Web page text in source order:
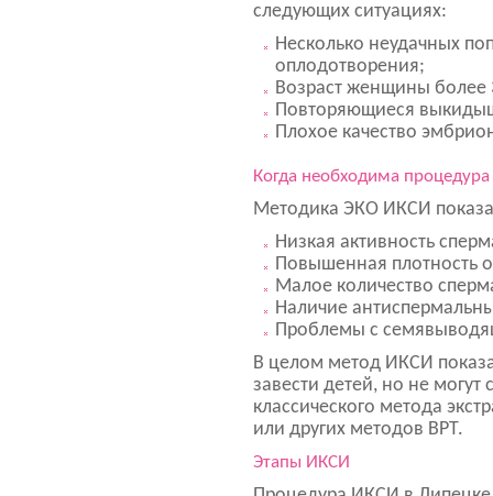
следующих ситуациях:
Несколько неудачных
оплодотворения;
Возраст женщины более
Повторяющиеся
Плохое качество
Когда необходима
Методика ЭКО ИКСИ
Низкая активность
Повышенная плотность
Малое количество
Наличие
Проблемы с
В целом метод ИКСИ
завести детей, но не могут
классического метода
или других методов ВРТ.
Этапы ИКСИ